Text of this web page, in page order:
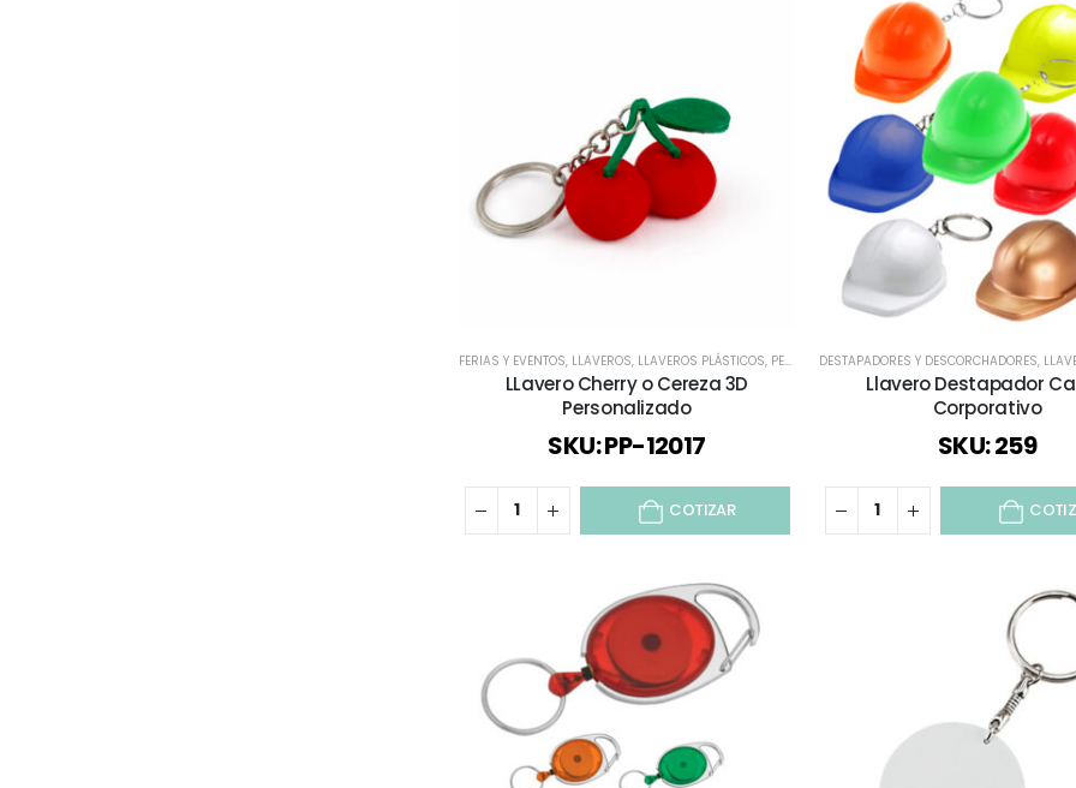
FERIAS Y EVENTOS, LLAVEROS, LLAVEROS PLÁSTICOS, PERSONALIZADO 3D
LLavero Cherry o Cereza 3D
Personalizado
SKU: PP-12017
COTIZAR
DESTAPADORES Y DESCORCHADORES,
Llavero Destapador
Corporativo
SKU: 259